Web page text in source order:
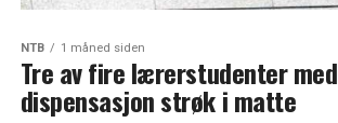
NTB 1 måned siden
Tre av fire lærerstudenter med
dispensasjon strøk i matte